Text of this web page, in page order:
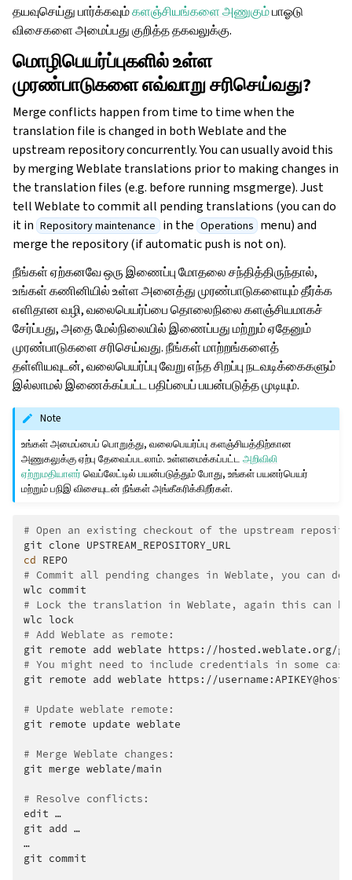
navigation of உள்ளமைவு வழிமுறைகள்
தயவுசெய்து பார்க்கவும்களஞ்சியங்களை அணுகும்பாஓடு
விசைகளை அமைப்பது குறித்த தகவலுக்கு.
மொழிபெயர்ப்புகளில் உள்ள
முரண்பாடுகளை எவ்வாறு சரிசெய்வது?
Merge conflicts happen from time to time when the
translation file is changed in both Weblate and the
upstream repository concurrently. You can usually avoid this
by merging Weblate translations prior to making changes in
the translation files (e.g. before running msgmerge). Just
tell Weblate to commit all pending translations (you can do
it in Repository maintenance in the Operations menu) and
merge the repository (if automatic push is not on).
நீங்கள் ஏற்கனவே ஒரு இணைப்பு மோதலை சந்தித்திருந்தால்,
உங்கள் கணினியில் உள்ள அனைத்து முரண்பாடுகளையும் தீர்க்க
எளிதான வழி, வலைபெயர்ப்பை தொலைநிலை களஞ்சியமாகச்
சேர்ப்பது, அதை மேல்நிலையில் இணைப்பது மற்றும் ஏதேனும்
முரண்பாடுகளை சரிசெய்வது. நீங்கள் மாற்றங்களைத்
தள்ளியவுடன், வலைபெயர்ப்பு வேறு எந்த சிறப்பு நடவடிக்கைகளும்
இல்லாமல் இணைக்கப்பட்ட பதிப்பைப் பயன்படுத்த முடியும்.
Note
உங்கள் அமைப்பைப் பொறுத்து, வலைபெயர்ப்பு களஞ்சியத்திற்கான
அணுகலுக்கு ஏற்பு தேவைப்படலாம். உள்ளமைக்கப்பட்டஅறிவிலி
ஏற்றுமதியாளர் வெப்லேட்டில் பயன்படுத்தும் போது, உங்கள் பயனர்பெயர்
மற்றும் பநிஇ விசையுடன் நீங்கள் அங்கீகரிக்கிறீர்கள்.
# Open an existing checkout of the upstream
git clone
cd
# Commit all pending changes in Weblate, you can
wlc
# Lock the translation in Weblate, again this can
wlc
# Add Weblate as remote:
git remote add weblate
# You might need to include credentials in some
git remote add weblate https://
# Update weblate remote:
git remote update weblate
# Merge Weblate changes:
git merge weblate/main
# Resolve conflicts:
edit …
git add …
…
git commit